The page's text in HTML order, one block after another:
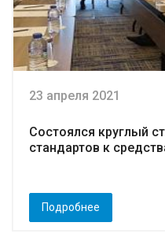
23 апреля 2021
Состоялся круглый
стандартов к
Подробнее